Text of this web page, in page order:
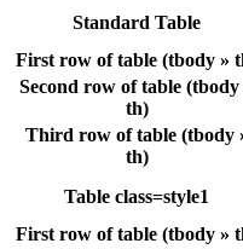
Standard Table
First row of table (tbody »
Second row of table (tbody
th)
Third row of table (tbody
th)
Table class=style1
First row of table (tbody »